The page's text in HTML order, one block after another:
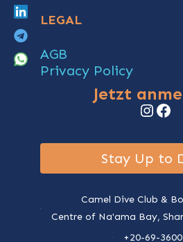
LEGAL
AGB
Privacy Policy
Jetzt
Stay Up to
Camel Dive Club &
Centre of Na'ama Bay,
+20-69-